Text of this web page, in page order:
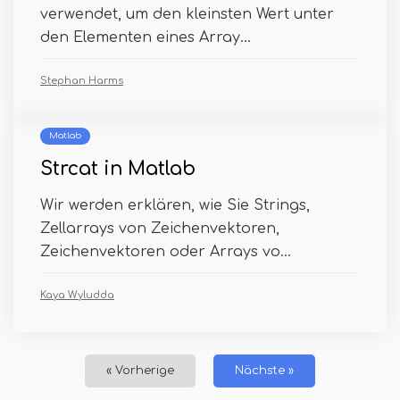
verwendet, um den kleinsten Wert unter
den Elementen eines Array...
Stephan Harms
Matlab
Strcat in Matlab
Wir werden erklären, wie Sie Strings,
Zellarrays von Zeichenvektoren,
Zeichenvektoren oder Arrays vo...
Kaya Wyludda
« Vorherige Nächste »